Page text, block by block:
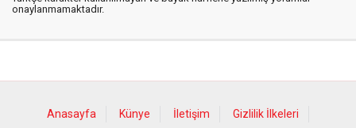
onaylanmamaktadır.
Anasayfa Künye İletişim
Gizlilik İlkeleri